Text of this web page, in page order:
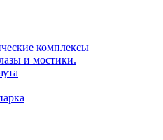
комплексы
и мостики.